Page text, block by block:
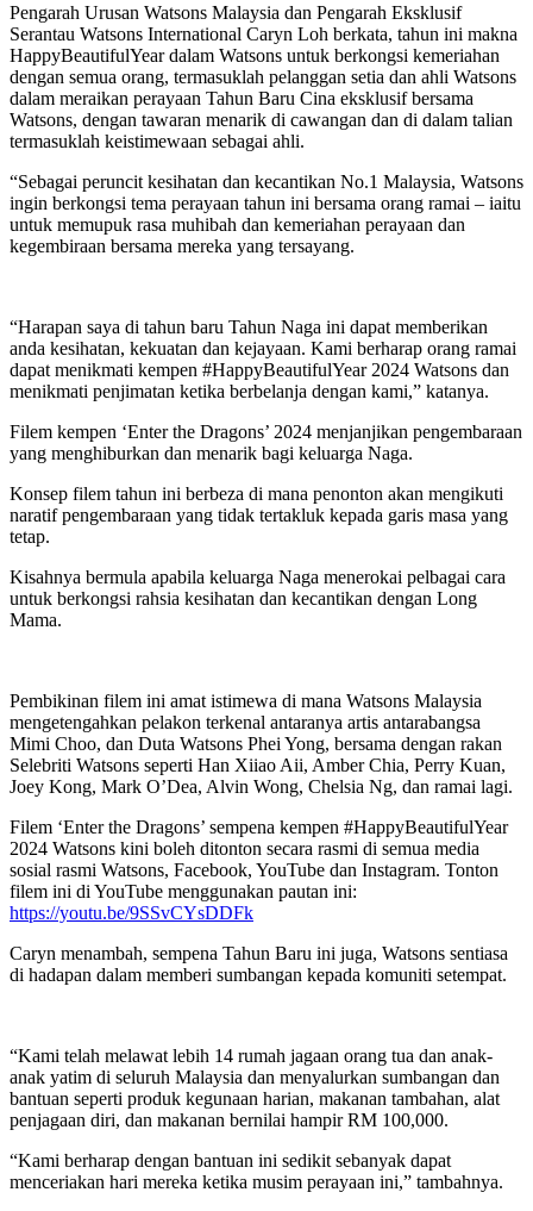
Pengarah Urusan Watsons Malaysia dan Pengarah Eksklusif
Serantau Watsons International Caryn Loh berkata, tahun ini makna
HappyBeautifulYear dalam Watsons untuk berkongsi kemeriahan
dengan semua orang, termasuklah pelanggan setia dan ahli Watsons
dalam meraikan perayaan Tahun Baru Cina eksklusif bersama
Watsons, dengan tawaran menarik di cawangan dan di dalam talian
termasuklah keistimewaan sebagai ahli.
“Sebagai peruncit kesihatan dan kecantikan No.1 Malaysia, Watsons
ingin berkongsi tema perayaan tahun ini bersama orang ramai – iaitu
untuk memupuk rasa muhibah dan kemeriahan perayaan dan
kegembiraan bersama mereka yang tersayang.
“Harapan saya di tahun baru Tahun Naga ini dapat memberikan
anda kesihatan, kekuatan dan kejayaan. Kami berharap orang ramai
dapat menikmati kempen #HappyBeautifulYear 2024 Watsons dan
menikmati penjimatan ketika berbelanja dengan kami,” katanya.
Filem kempen ‘Enter the Dragons’ 2024 menjanjikan pengembaraan
yang menghiburkan dan menarik bagi keluarga Naga.
Konsep filem tahun ini berbeza di mana penonton akan mengikuti
naratif pengembaraan yang tidak tertakluk kepada garis masa yang
tetap.
Kisahnya bermula apabila keluarga Naga menerokai pelbagai cara
untuk berkongsi rahsia kesihatan dan kecantikan dengan Long
Mama.
Pembikinan filem ini amat istimewa di mana Watsons Malaysia
mengetengahkan pelakon terkenal antaranya artis antarabangsa
Mimi Choo, dan Duta Watsons Phei Yong, bersama dengan rakan
Selebriti Watsons seperti Han Xiiao Aii, Amber Chia, Perry Kuan,
Joey Kong, Mark O’Dea, Alvin Wong, Chelsia Ng, dan ramai lagi.
Filem ‘Enter the Dragons’ sempena kempen #HappyBeautifulYear
2024 Watsons kini boleh ditonton secara rasmi di semua media
sosial rasmi Watsons, Facebook, YouTube dan Instagram. Tonton
filem ini di YouTube menggunakan pautan ini:
https://youtu.be/9SSvCYsDDFk
Caryn menambah, sempena Tahun Baru ini juga, Watsons sentiasa
di hadapan dalam memberi sumbangan kepada komuniti setempat.
“Kami telah melawat lebih 14 rumah jagaan orang tua dan anak-
anak yatim di seluruh Malaysia dan menyalurkan sumbangan dan
bantuan seperti produk kegunaan harian, makanan tambahan, alat
penjagaan diri, dan makanan bernilai hampir RM 100,000.
“Kami berharap dengan bantuan ini sedikit sebanyak dapat
menceriakan hari mereka ketika musim perayaan ini,” tambahnya.